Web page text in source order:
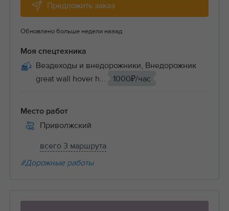
Предложить заказ
Обновлено больше недели назад
Моя спецтехника
Вездеходы и внедорожники, Внедорожник
great wall hover h...
1000₽/час
Место работ
Приволжский
всего 3 маршрута
#Дорожные работы